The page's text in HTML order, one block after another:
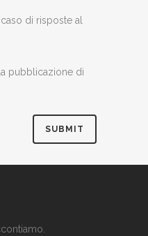
di risposte al
pubblicazione di